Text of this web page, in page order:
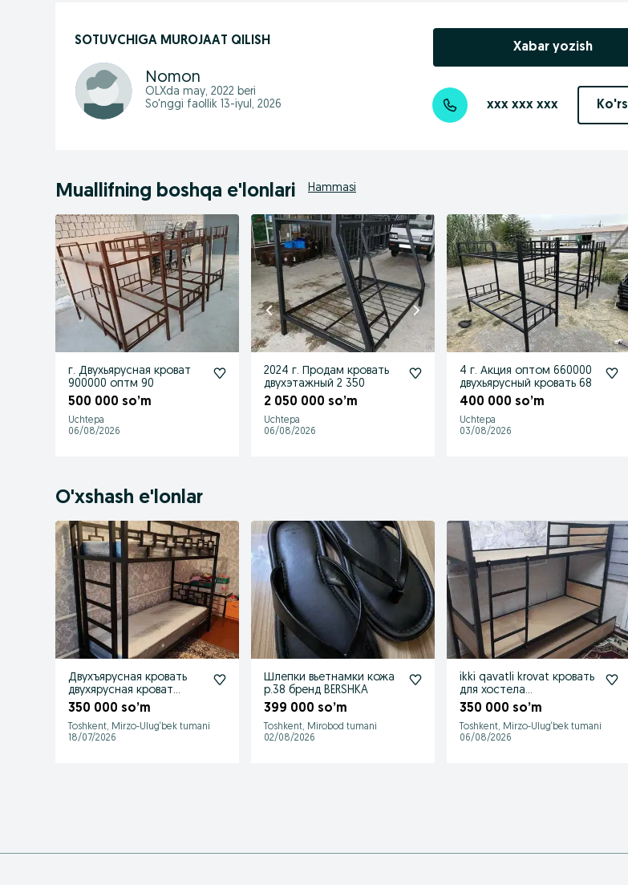
SOTUVCHIGA MUROJAAT QILISH
Nomon
OLXda may, 2022 beri
So'nggi faollik 13-iyul, 2026
Xabar yozish
xxx xxx xxx
Muallifning boshqa e'lonlari Hammasi
г. Двухьярусная кроват
900000 оптм 90
500 000 so’m
Uchtepa
06/08/2026
2024 г. Продам кровать
двухэтажный 2 350
2 050 000 so’m
Uchtepa
06/08/2026
4 г. Акция оптом 660000
двухьярусный кровать 68
400 000 so’m
Uchtepa
03/08/2026
O'xshash e'lonlar
Двухъярусная кровать
двухярусная кроват
двухэтажная крават
350 000 so’m
Toshkent, Mirzo-Ulug‘bek tumani
18/07/2026
Шлепки вьетнамки кожа
р.38 бренд BERSHKA
399 000 so’m
Toshkent, Mirobod tumani
02/08/2026
ikki qavatli krovat кровать
для хостела
двухъярусная кровать
350 000 so’m
Toshkent, Mirzo-Ulug‘bek tumani
06/08/2026